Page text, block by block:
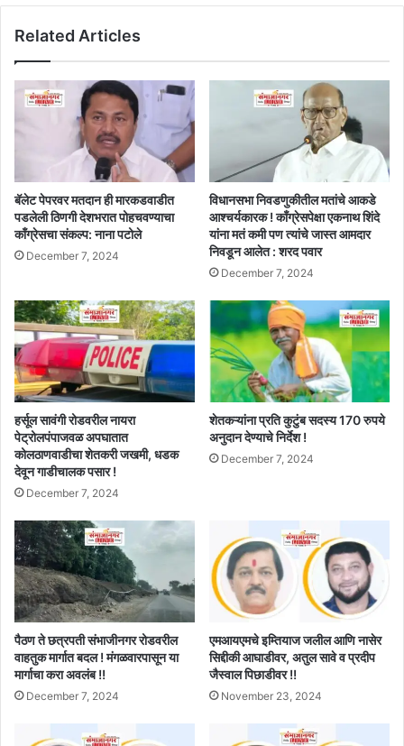
Related Articles
बॅलेट पेपरवर मतदान ही मारकडवाडीत
पडलेली ठिणगी देशभरात पोहचवण्याचा
काँग्रेसचा संकल्प: नाना पटोले
December 7, 2024
विधानसभा निवडणुकीतील मतांचे आकडे
आश्चर्यकारक ! काँग्रेसपेक्षा एकनाथ शिंदे
यांना मतं कमी पण त्यांचे जास्त आमदार
निवडून आलेत : शरद पवार
December 7, 2024
हर्सूल सावंगी रोडवरील नायरा
पेट्रोलपंपाजवळ अपघातात
कोलठाणवाडीचा शेतकरी जखमी, धडक
देवून गाडीचालक पसार !
December 7, 2024
शेतकऱ्यांना प्रति कुटुंब सदस्य 170 रुपये
अनुदान देण्याचे निर्देश !
December 7, 2024
पैठण ते छत्रपती संभाजीनगर रोडवरील
वाहतुक मार्गात बदल ! मंगळवारपासून या
मार्गाचा करा अवलंब !!
December 7, 2024
एमआयएमचे इम्तियाज जलील आणि नासेर
सिद्दीकी आघाडीवर, अतुल सावे व प्रदीप
जैस्वाल पिछाडीवर !!
November 23, 2024